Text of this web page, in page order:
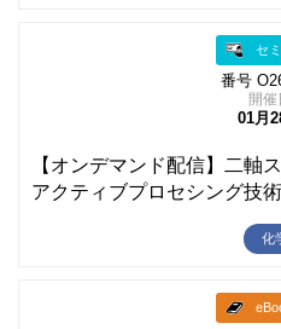
セ
番号
開催
01月
【オンデマンド配信】二軸
アクティブプロセシング技
化